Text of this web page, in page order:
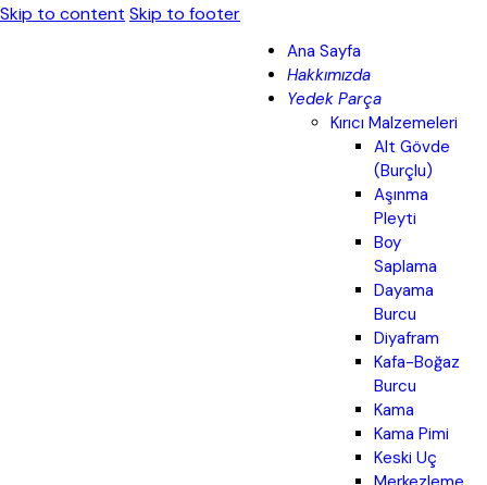
Skip to content Skip to footer
Ana Sayfa
Hakkımızda
Yedek Parça
Kırıcı Malzemeleri
Alt Gövde
(Burçlu)
Aşınma
Pleyti
Boy
Saplama
Dayama
Burcu
Diyafram
Kafa-Boğaz
Burcu
Kama
Kama Pimi
Keski Uç